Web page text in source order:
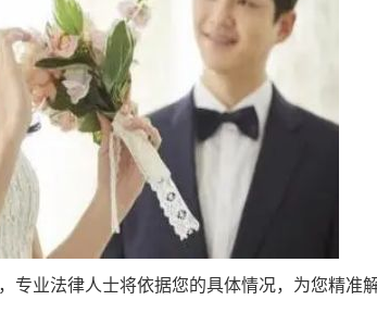
专业法律人士将依据您的具体情况，为您精